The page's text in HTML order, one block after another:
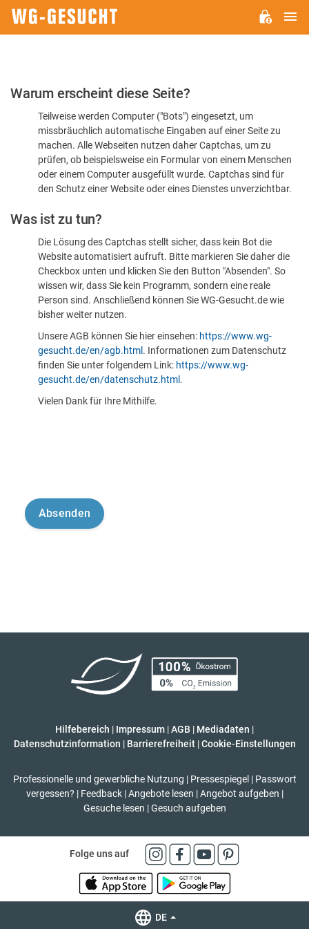
Bitte
dass
sind
Warum erscheint diese Seite?
Teilweise werden Computer ("Bots") eingesetzt, um
missbräuchlich automatische Eingaben auf einer Seite zu
machen. Alle Webseiten nutzen daher Captchas, um zu
prüfen, ob beispielsweise ein Formular von einem Menschen
oder einem Computer ausgefüllt wurde. Captchas sind für
den Schutz einer Website oder eines Dienstes unverzichtbar.
Was ist zu tun?
Die Lösung des Captchas stellt sicher, dass kein Bot die
Website automatisiert aufruft. Bitte markieren Sie daher die
Checkbox unten und klicken Sie den Button "Absenden". So
wissen wir, dass Sie kein Programm, sondern eine reale
Person sind. Anschließend können Sie WG-Gesucht.de wie
bisher weiter nutzen.
Unsere AGB können Sie hier einsehen: https://www.wg-
gesucht.de/en/agb.html . Informationen zum Datenschutz
finden Sie unter folgendem Link: https://www.wg-
gesucht.de/en/datenschutz.html .
Vielen Dank für Ihre Mithilfe.
Hilfebereich | Impressum |AGB | Mediadaten |
Datenschutzinformation | Barrierefreiheit | Cookie-Einstellungen
Professionelle und gewerbliche Nutzung | Pressespiegel | Passwort
vergessen? | Feedback | Angebote lesen | Angebot aufgeben |
Gesuche lesen | Gesuch aufgeben
Folge uns auf
DE